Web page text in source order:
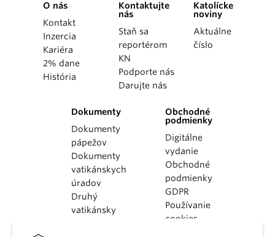
O nás
Kontakt
Inzercia
Kariéra
2% dane
História
Kontaktujte
nás
Staň sa
reportérom
KN
Podporte nás
Darujte nás
Katolícke
noviny
Aktuálne
číslo
Dokumenty
Dokumenty
pápežov
Dokumenty
vatikánskych
úradov
Druhý
vatikánsky
Obchodné
podmienky
Digitálne
vydanie
Obchodné
podmienky
GDPR
Používanie
cookies